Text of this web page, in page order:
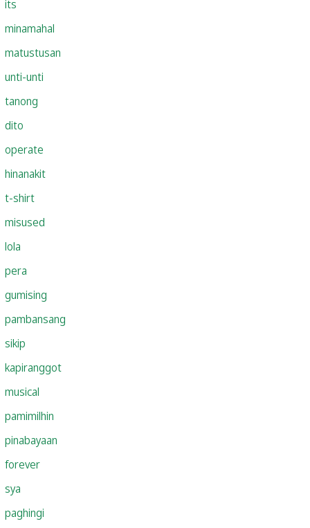
its
minamahal
matustusan
unti-unti
tanong
dito
operate
hinanakit
t-shirt
misused
lola
pera
gumising
pambansang
sikip
kapiranggot
musical
pamimilhin
pinabayaan
forever
sya
paghingi